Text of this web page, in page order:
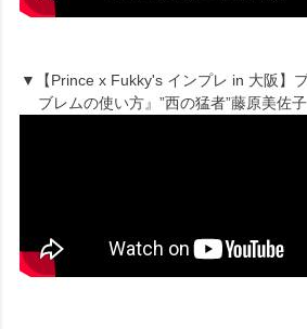
▼【Prince x Fukky's インプレ in 大阪】
ブレムの使い方』”西の猛者”藤原美佐